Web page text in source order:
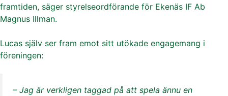
framtiden, säger styrelseordförande för Ekenäs IF Ab
Magnus Illman.
Lucas själv ser fram emot sitt utökade engagemang i
föreningen:
– Jag är verkligen taggad på att spela ännu en